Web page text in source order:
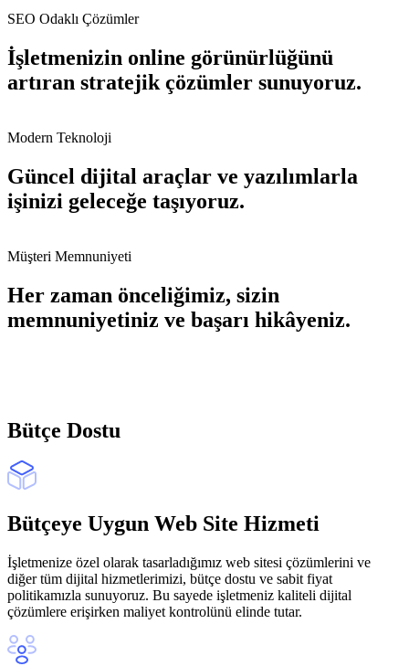
SEO Odaklı Çözümler
İşletmenizin online görünürlüğünü
artıran stratejik çözümler sunuyoruz.
Modern Teknoloji
Güncel dijital araçlar ve yazılımlarla
işinizi geleceğe taşıyoruz.
Müşteri Memnuniyeti
Her zaman önceliğimiz, sizin
memnuniyetiniz ve başarı hikâyeniz.
Bütçe Dostu
Bütçeye Uygun Web Site Hizmeti
İşletmenize özel olarak tasarladığımız web sitesi çözümlerini ve
diğer tüm dijital hizmetlerimizi, bütçe dostu ve sabit fiyat
politikamızla sunuyoruz. Bu sayede işletmeniz kaliteli dijital
çözümlere erişirken maliyet kontrolünü elinde tutar.